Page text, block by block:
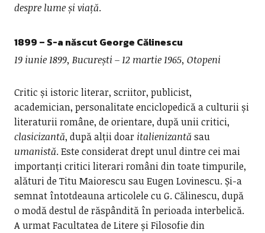
despre lume și viață.
1899 – S-a născut George Călinescu
19 iunie 1899, București – 12 martie 1965, Otopeni
Critic și istoric literar, scriitor, publicist,
academician, personalitate enciclopedică a culturii și
literaturii române, de orientare, după unii critici,
clasicizantă, după alții doar italienizantă sau
umanistă. Este considerat drept unul dintre cei mai
importanți critici literari români din toate timpurile,
alături de Titu Maiorescu sau Eugen Lovinescu. Și-a
semnat întotdeauna articolele cu G. Călinescu, după
o modă destul de răspândită în perioada interbelică.
A urmat Facultatea de Litere și Filosofie din